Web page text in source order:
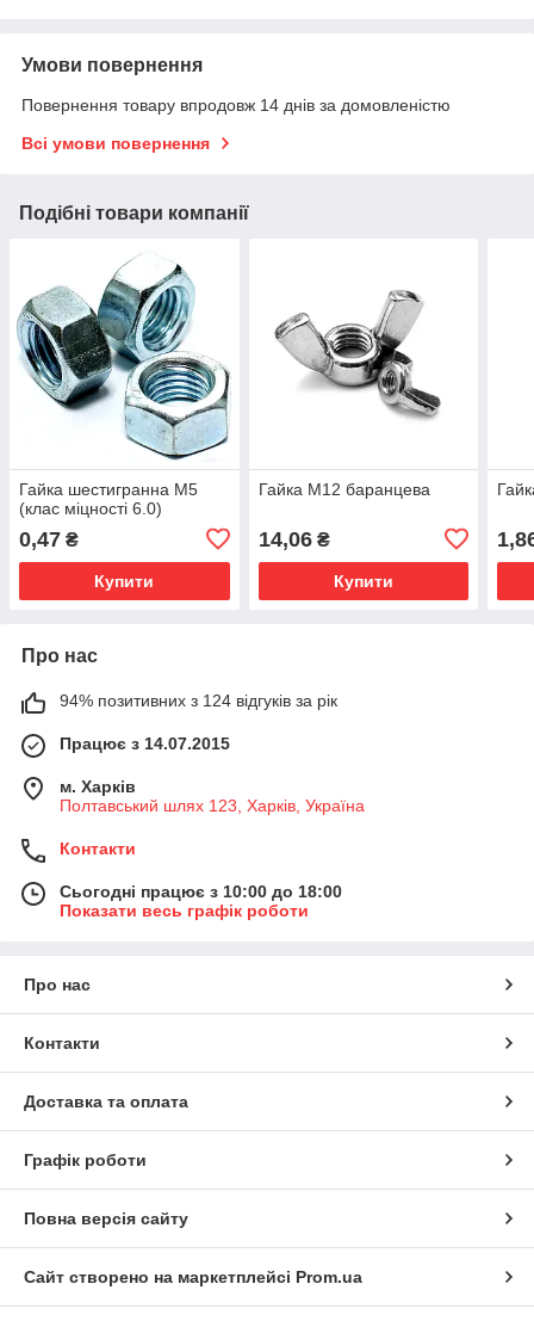
Умови повернення
Повернення товару впродовж 14 днів за домовленістю
Всі умови повернення
Подібні товари компанії
Гайка шестигранна М5
(клас міцності 6.0)
0,47 ₴
Купити
Гайка М12 баранцева
14,06₴
Купити
Про нас
94% позитивних з 124 відгуків за рік
Працює з 14.07.2015
м. Харків
Полтавський шлях 123, Харків, Україна
Контакти
Сьогодні працює з 10:00 до 18:00
Показати весь графік роботи
Про нас
Контакти
Доставка та оплата
Графік роботи
Повна версія сайту
Сайт створено на маркетплейсі Prom.ua